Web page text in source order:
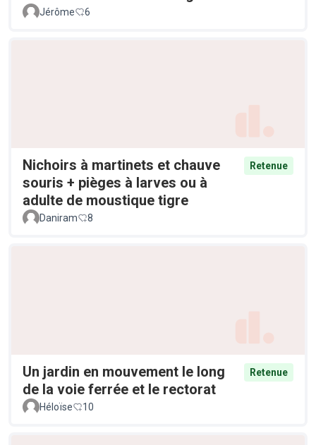
Jérôme 6
Nichoirs à martinets et chauve
souris + pièges à larves ou à
adulte de moustique tigre
Retenue
Daniram 8
Un jardin en mouvement le long
de la voie ferrée et le rectorat
Retenue
Héloïse 10